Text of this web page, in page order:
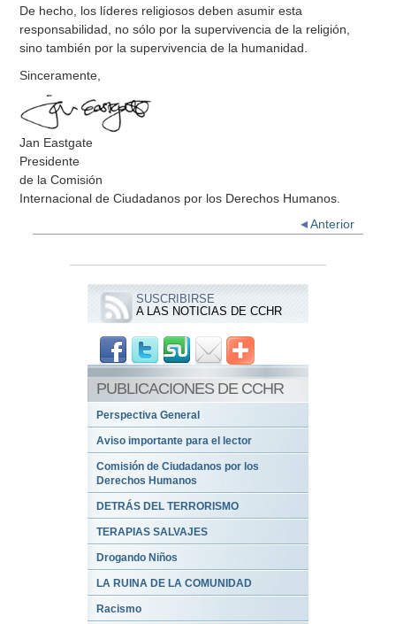
De hecho, los líderes religiosos deben asumir esta
responsabilidad, no sólo por la supervivencia de la religión,
sino también por la supervivencia de la humanidad.
Sinceramente,
Jan Eastgate
Presidente
de la Comisión
Internacional de Ciudadanos por los Derechos Humanos.
Anterior
SUSCRIBIRSE
A LAS NOTICIAS DE CCHR
PUBLICACIONES DE CCHR
Perspectiva General
Aviso importante para el lector
Comisión de Ciudadanos por los
Derechos Humanos
DETRÁS DEL TERRORISMO
TERAPIAS SALVAJES
Drogando Niños
LA RUINA DE LA COMUNIDAD
Racismo